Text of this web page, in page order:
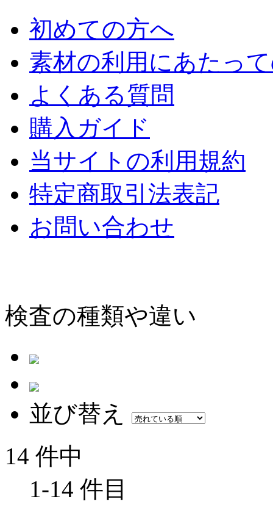
初めての方へ
素材の利用にあたっ
よくある質問
購入ガイド
当サイトの利用規約
特定商取引法表記
お問い合わせ
検査の種類や違い
並び替え
14 件中
1-14 件目